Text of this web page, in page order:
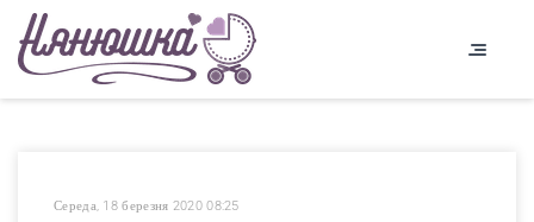
Середа, 18 березня 2020 08:25